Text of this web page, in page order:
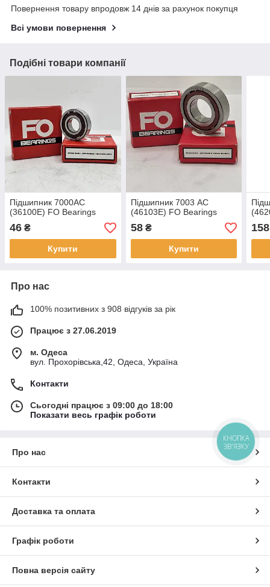
Повернення товару впродовж 14 днів за рахунок покупця
Всі умови повернення
Подібні товари компанії
Підшипник 7000AC
(36100Е) FO Bearings
46 ₴
Купити
Підшипник 7003 AC
(46103Е) FO Bearings
58₴
Купити
158
Про нас
100% позитивних з 908 відгуків за рік
Працює з 27.06.2019
м. Одеса
вул. Прохорівська,42, Одеса, Україна
Контакти
Сьогодні працює з 09:00 до 18:00
Показати весь графік роботи
Про нас
Контакти
Доставка та оплата
Графік роботи
Повна версія сайту
КНОПКА
ЗВ'ЯЗКУ